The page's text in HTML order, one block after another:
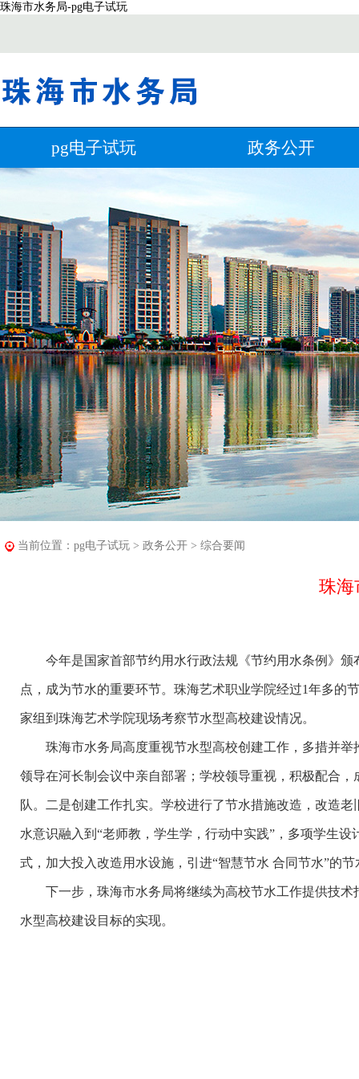
珠海市水务局-pg电子试玩
pg电子试玩 政务公开
当前位置： pg电子试玩 > 政务公开 > 综合要闻
珠海
今年是国家首部节约用水行政法规《节约用水条例》颁
点，成为节水的重要环节。珠海艺术职业学院经过1年多的
家组到珠海艺术学院现场考察节水型高校建设情况。
珠海市水务局高度重视节水型高校创建工作，多措并举
领导在河长制会议中亲自部署；学校领导重视，积极配合
队。二是创建工作扎实。学校进行了节水措施改造，改造
水意识融入到“老师教，学生学，行动中实践”，多项学生
式，加大投入改造用水设施，引进“智慧节水 合同节水”的
下一步，珠海市水务局将继续为高校节水工作提供技术
水型高校建设目标的实现。